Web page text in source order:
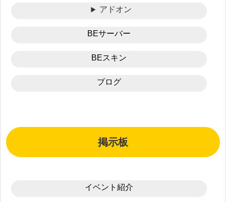
アドオン
BEサーバー
BEスキン
ブログ
掲示板
イベント紹介